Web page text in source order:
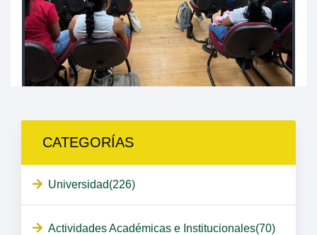
CATEGORÍAS
Universidad(226)
Actividades Académicas e Institucionales(70)